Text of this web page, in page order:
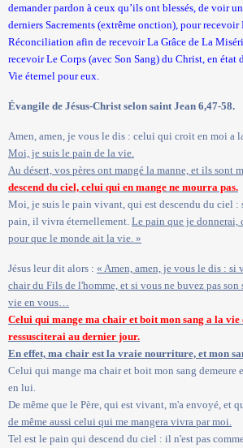
demander pardon à ceux qu’ils ont blessés, de voir
derniers Sacrements (extrême onction), pour recevoir
Réconciliation afin de recevoir La Grâce de La
recevoir Le Corps (avec Son Sang) du Christ, en état
Vie éternel pour eux.
Évangile de Jésus-Christ selon saint Jean 6,47-58.
Amen, amen, je vous le dis : celui qui croit en moi a
Moi, je suis le pain de la vie.
Au désert, vos pères ont mangé la manne, et ils sont
descend du ciel, celui qui en mange ne mourra pas.
Moi, je suis le pain vivant, qui est descendu du ciel :
pain, il vivra éternellement. Le pain que je donnerai,
pour que le monde ait la vie. »
Jésus leur dit alors : « Amen, amen, je vous le dis : si
chair du Fils de l'homme, et si vous ne buvez pas son
vie en vous…
Celui qui mange ma chair et boit mon sang a la
ressusciterai au dernier jour.
En effet, ma chair est la vraie nourriture, et mon
Celui qui mange ma chair et boit mon sang demeure
en lui.
De même que le Père, qui est vivant, m'a envoyé, et
de même aussi celui qui me mangera vivra par moi.
Tel est le pain qui descend du ciel : il n'est pas